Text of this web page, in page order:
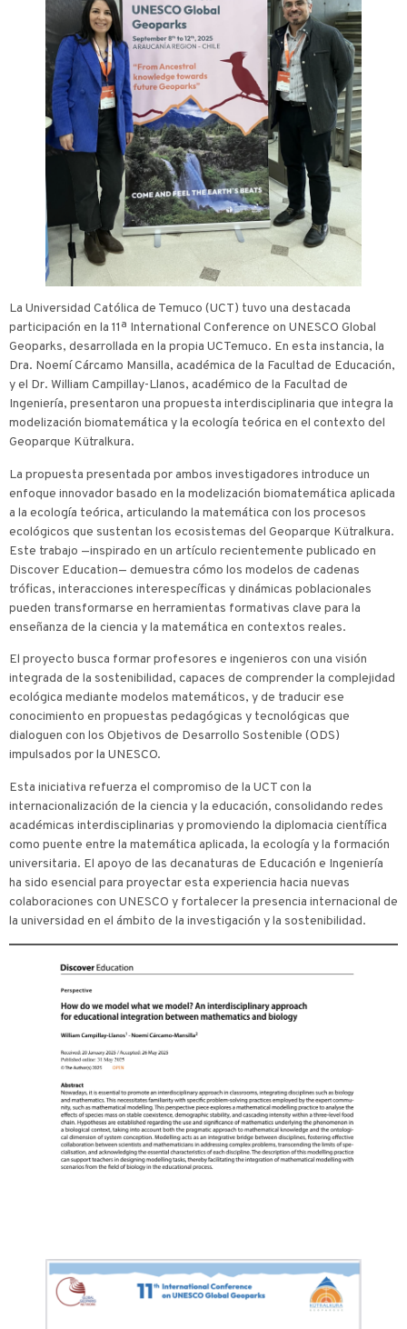
La Universidad Católica de Temuco (UCT) tuvo una destacada
participación en la 11ª International Conference on UNESCO Global
Geoparks, desarrollada en la propia UCTemuco. En esta instancia, la
Dra. Noemí Cárcamo Mansilla, académica de la Facultad de Educación,
y el Dr. William Campillay-Llanos, académico de la Facultad de
Ingeniería, presentaron una propuesta interdisciplinaria que integra la
modelización biomatemática y la ecología teórica en el contexto del
Geoparque Kütralkura.
La propuesta presentada por ambos investigadores introduce un
enfoque innovador basado en la modelización biomatemática aplicada
a la ecología teórica, articulando la matemática con los procesos
ecológicos que sustentan los ecosistemas del Geoparque Kütralkura.
Este trabajo —inspirado en un artículo recientemente publicado en
Discover Education— demuestra cómo los modelos de cadenas
tróficas, interacciones interespecíficas y dinámicas poblacionales
pueden transformarse en herramientas formativas clave para la
enseñanza de la ciencia y la matemática en contextos reales.
El proyecto busca formar profesores e ingenieros con una visión
integrada de la sostenibilidad, capaces de comprender la complejidad
ecológica mediante modelos matemáticos, y de traducir ese
conocimiento en propuestas pedagógicas y tecnológicas que
dialoguen con los Objetivos de Desarrollo Sostenible (ODS)
impulsados por la UNESCO.
Esta iniciativa refuerza el compromiso de la UCT con la
internacionalización de la ciencia y la educación, consolidando redes
académicas interdisciplinarias y promoviendo la diplomacia científica
como puente entre la matemática aplicada, la ecología y la formación
universitaria. El apoyo de las decanaturas de Educación e Ingeniería
ha sido esencial para proyectar esta experiencia hacia nuevas
colaboraciones con UNESCO y fortalecer la presencia internacional de
la universidad en el ámbito de la investigación y la sostenibilidad.